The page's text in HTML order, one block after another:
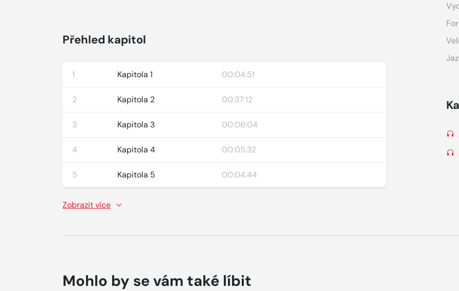
Přehled kapitol
1 Kapitola 1 00:04:51
2 Kapitola 2 00:37:12
3 Kapitola 3 00:06:04
4 Kapitola 4 00:05:32
5 Kapitola 5 00:04:44
Zobrazit více
Mohlo by se vám také líbit